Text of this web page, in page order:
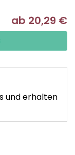
ab 20,29 €
und erhalten